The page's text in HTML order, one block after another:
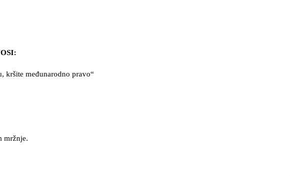
kršite međunarodno pravo“
mržnje.